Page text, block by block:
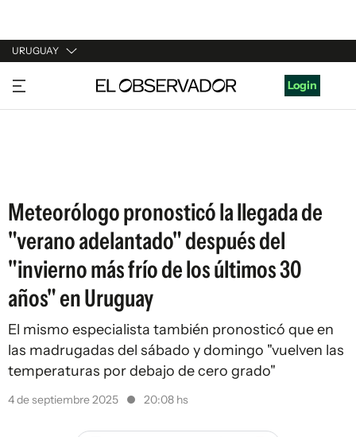
URUGUAY
URUGUAY
ARGENTINA
Login
Meteorólogo pronosticó la llegada de
"verano adelantado" después del
"invierno más frío de los últimos 30
años" en Uruguay
El mismo especialista también pronosticó que en
las madrugadas del sábado y domingo "vuelven las
temperaturas por debajo de cero grado"
4 de septiembre 2025 20:08 hs